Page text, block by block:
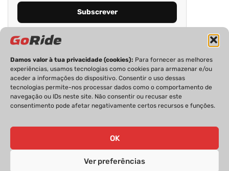
Damos valor à tua privacidade (cookies): Para fornecer as melhores
experiências, usamos tecnologias como cookies para armazenar e/ou
aceder a informações do dispositivo. Consentir o uso dessas
tecnologias permite-nos processar dados como o comportamento de
navegação ou IDs neste site. Não consentir ou recusar este
consentimento pode afetar negativamente certos recursos e funções.
OK
Ver preferências
PRIVACIDADE FICHA TÉCNICA
ESTATUTO EDITORIAL